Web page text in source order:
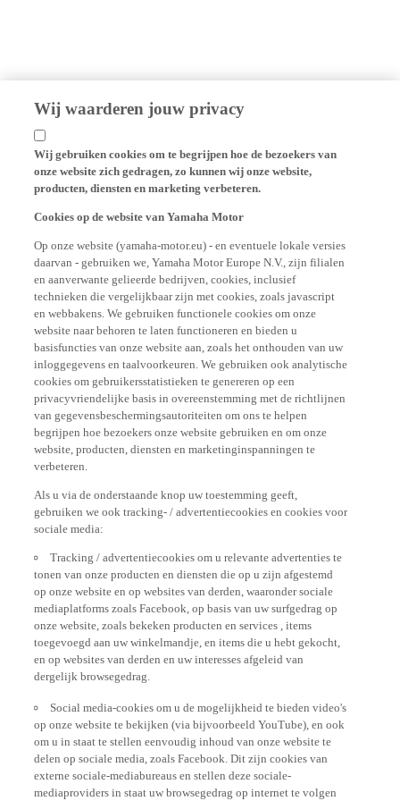
Wij waarderen jouw privacy
Wij gebruiken cookies om te begrijpen hoe de bezoekers van
onze website zich gedragen, zo kunnen wij onze website,
producten, diensten en marketing verbeteren.
Cookies op de website van Yamaha Motor
Op onze website (yamaha-motor.eu) - en eventuele lokale versies
daarvan - gebruiken we, Yamaha Motor Europe N.V., zijn filialen
en aanverwante gelieerde bedrijven, cookies, inclusief
technieken die vergelijkbaar zijn met cookies, zoals javascript
en webbakens. We gebruiken functionele cookies om onze
website naar behoren te laten functioneren en bieden u
basisfuncties van onze website aan, zoals het onthouden van uw
inloggegevens en taalvoorkeuren. We gebruiken ook analytische
cookies om gebruikersstatistieken te genereren op een
privacyvriendelijke basis in overeenstemming met de richtlijnen
van gegevensbeschermingsautoriteiten om ons te helpen
begrijpen hoe bezoekers onze website gebruiken en om onze
website, producten, diensten en marketinginspanningen te
verbeteren.
Als u via de onderstaande knop uw toestemming geeft,
gebruiken we ook tracking- / advertentiecookies en cookies voor
sociale media:
Tracking / advertentiecookies om u relevante advertenties te
tonen van onze producten en diensten die op u zijn afgestemd
op onze website en op websites van derden, waaronder sociale
mediaplatforms zoals Facebook, op basis van uw surfgedrag op
onze website, zoals bekeken producten en services , items
toegevoegd aan uw winkelmandje, en items die u hebt gekocht,
en op websites van derden en uw interesses afgeleid van
dergelijk browsegedrag.
Social media-cookies om u de mogelijkheid te bieden video's
op onze website te bekijken (via bijvoorbeeld YouTube), en ook
om u in staat te stellen eenvoudig inhoud van onze website te
delen op sociale media, zoals Facebook. Dit zijn cookies van
externe sociale-mediabureaus en stellen deze sociale-
mediaproviders in staat uw browsegedrag op internet te volgen